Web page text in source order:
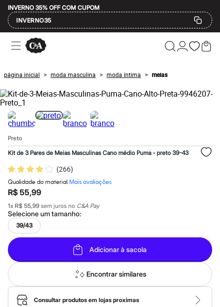
INVERNO 35% OFF COM CUPOM
INVERNO35
Ofertas
Compre por Departamento
Masculino
Infantil
Calçados
Mindse7
Plus Size
Até 20% off
Até 40% off
Até 60% off
A partir de 60% off
Feminino
Inverno
Alfaiataria
Novidades
Roupas
Blusas e Camisetas
Básicos
Calças
Casacos e Jaquetas
Jeans
Macacões
Saias
Shorts e Bermudas
Vestidos
Acessórios
Bolsas
Bonés e Chapéus
página inicial > moda masculina > moda íntima > meias
Preto
Kit de 3 Pares de Meias Masculinas Cano médio Puma - preto 39-43
(266)
Qualidade do material.Mais avaliações
R$ 55,99
1x R$ 55,99 sem juros no C&A Pay
Selecione umtamanho:
39/43
Adicionar à sacola
Encontrar similares
Consultar produtos em lojas proximas